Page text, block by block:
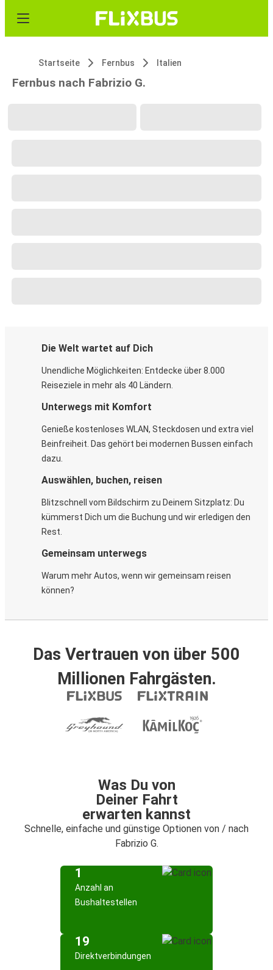
Startseite Fernbus Italien
Fernbus nach Fabrizio G.
Die Welt wartet auf Dich
Unendliche Möglichkeiten: Entdecke über 8.000
Reiseziele in mehr als 40 Ländern.
Unterwegs mit Komfort
Genieße kostenloses WLAN, Steckdosen und extra viel
Beinfreiheit. Das gehört bei modernen Bussen einfach
dazu.
Auswählen, buchen, reisen
Blitzschnell vom Bildschirm zu Deinem Sitzplatz: Du
kümmerst Dich um die Buchung und wir erledigen den
Rest.
Gemeinsam unterwegs
Warum mehr Autos, wenn wir gemeinsam reisen
können?
Das Vertrauen von über 500
Millionen Fahrgästen.
Was Du von
Deiner Fahrt
erwarten kannst
Schnelle, einfache und günstige Optionen von / nach
Fabrizio G.
1
Anzahl an
Bushaltestellen
19
Direktverbindungen